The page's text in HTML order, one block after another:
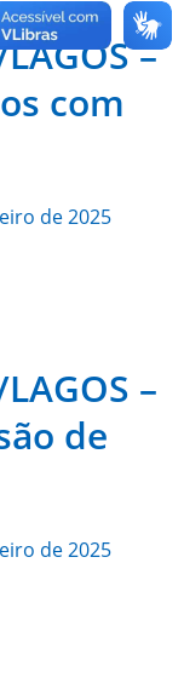
–
com
de 2025
–
de
de 2025